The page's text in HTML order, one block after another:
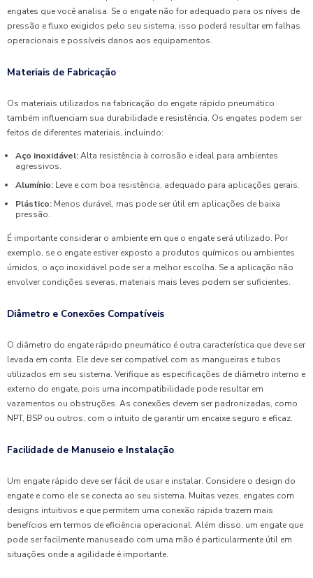
engates que você analisa. Se o engate não for adequado para os níveis de
pressão e fluxo exigidos pelo seu sistema, isso poderá resultar em falhas
operacionais e possíveis danos aos equipamentos.
Materiais de Fabricação
Os materiais utilizados na fabricação do engate rápido pneumático
também influenciam sua durabilidade e resistência. Os engates podem ser
feitos de diferentes materiais, incluindo:
Aço inoxidável:Alta resistência à corrosão e ideal para ambientes
agressivos.
Alumínio: Leve e com boa resistência, adequado para aplicações gerais.
Plástico: Menos durável, mas pode ser útil em aplicações de baixa
pressão.
É importante considerar o ambiente em que o engate será utilizado. Por
exemplo, se o engate estiver exposto a produtos químicos ou ambientes
úmidos, o aço inoxidável pode ser a melhor escolha. Se a aplicação não
envolver condições severas, materiais mais leves podem ser suficientes.
Diâmetro e Conexões Compatíveis
O diâmetro do engate rápido pneumático é outra característica que deve ser
levada em conta. Ele deve ser compatível com as mangueiras e tubos
utilizados em seu sistema. Verifique as especificações de diâmetro interno e
externo do engate, pois uma incompatibilidade pode resultar em
vazamentos ou obstruções. As conexões devem ser padronizadas, como
NPT, BSP ou outros, com o intuito de garantir um encaixe seguro e eficaz.
Facilidade de Manuseio e Instalação
Um engate rápido deve ser fácil de usar e instalar. Considere o design do
engate e como ele se conecta ao seu sistema. Muitas vezes, engates com
designs intuitivos e que permitem uma conexão rápida trazem mais
benefícios em termos de eficiência operacional. Além disso, um engate que
pode ser facilmente manuseado com uma mão é particularmente útil em
situações onde a agilidade é importante.